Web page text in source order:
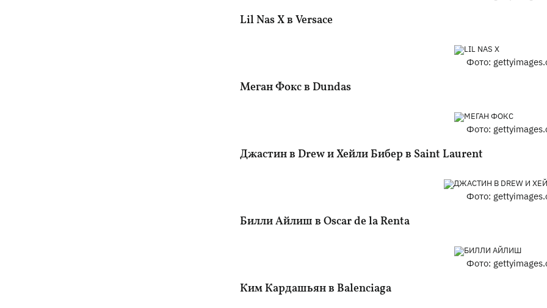
Lil Nas X в Versace
Фото:
Меган Фокс в Dundas
Фото:
Джастин в Drew и Хейли Бибер в Saint Laurent
Фото:
Билли Айлиш в Oscar de la Renta
Фото:
Ким Кардашьян в Balenciaga